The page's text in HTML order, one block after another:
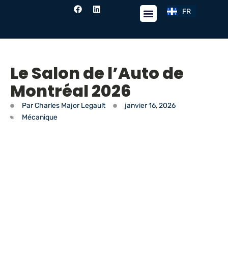
FR
EN
Le Salon de l’Auto de
Montréal 2026
ParCharles Major Legault
janvier 16, 2026
Mécanique